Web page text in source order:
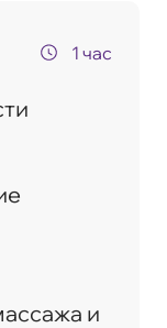
1 час
и